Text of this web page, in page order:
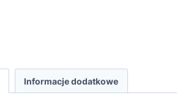
Informacje dodatkowe